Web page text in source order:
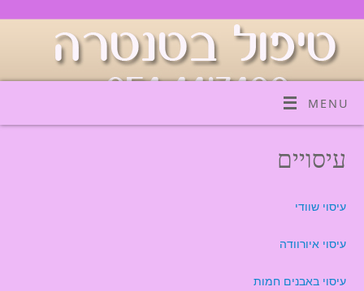
MENU
עיסויים
עיסוי שוודי
עיסוי איורוודה
עיסוי באבנים חמות